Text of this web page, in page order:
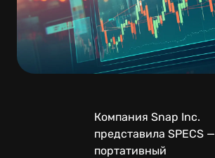
Компания Snap Inc.
представила SPECS —
портативный